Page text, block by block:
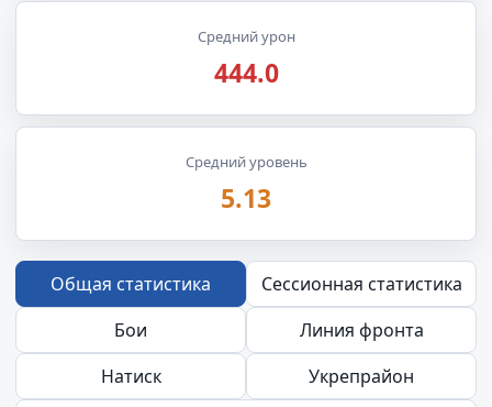
Средний урон
444.0
Средний уровень
5.13
Общая статистика
Сессионная статистика
Бои
Линия фронта
Натиск
Укрепрайон